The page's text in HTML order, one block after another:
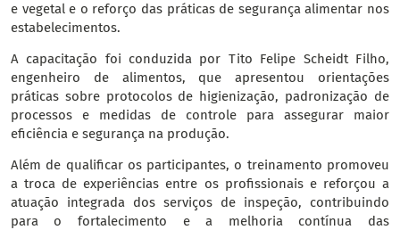
e vegetal e o reforço das práticas de segurança alimentar nos
estabelecimentos.
A capacitação foi conduzida por Tito Felipe Scheidt Filho,
engenheiro de alimentos, que apresentou orientações
práticas sobre protocolos de higienização, padronização de
processos e medidas de controle para assegurar maior
eficiência e segurança na produção.
Além de qualificar os participantes, o treinamento promoveu
a troca de experiências entre os profissionais e reforçou a
atuação integrada dos serviços de inspeção, contribuindo
para o fortalecimento e a melhoria contínua das